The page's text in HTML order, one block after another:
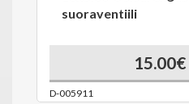
suoraventiili
15.00€
D-005911